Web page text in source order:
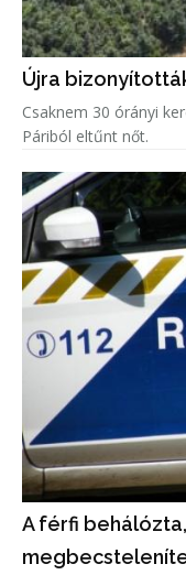
Újra
Csaknem 30 órányi
Páriból eltűnt nőt.
A férfi